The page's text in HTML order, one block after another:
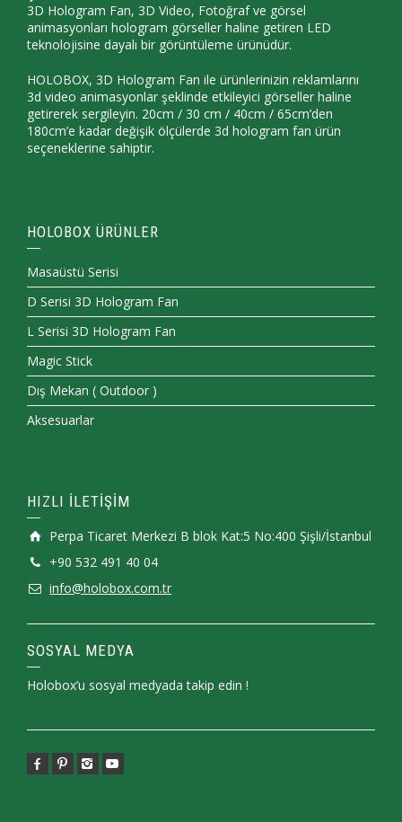
3D Hologram Fan, 3D Video, Fotoğraf ve görsel
animasyonları hologram görseller haline getiren LED
teknolojisine dayalı bir görüntüleme ürünüdür.
HOLOBOX, 3D Hologram Fan ile ürünlerinizin reklamlarını
3d video animasyonlar şeklinde etkileyici görseller haline
getirerek sergileyin. 20cm / 30 cm / 40cm / 65cm’den
180cm’e kadar değişik ölçülerde 3d hologram fan ürün
seçeneklerine sahiptir.
HOLOBOX ÜRÜNLER
Masaüstü Serisi
D Serisi 3D Hologram Fan
L Serisi 3D Hologram Fan
Magic Stick
Dış Mekan ( Outdoor )
Aksesuarlar
HIZLI İLETİŞİM
Perpa Ticaret Merkezi B blok Kat:5 No:400 Şişli/İstanbul
+90 532 491 40 04
info@holobox.com.tr
SOSYAL MEDYA
Holobox’u sosyal medyada takip edin !